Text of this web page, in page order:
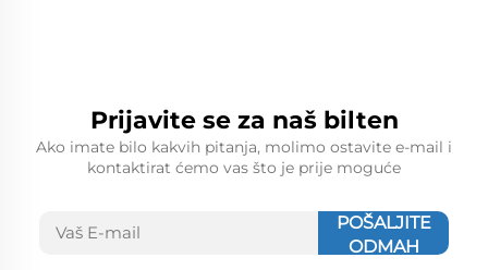
Prijavite se za naš bilten
Ako imate bilo kakvih pitanja, molimo ostavite e-mail i
kontaktirat ćemo vas što je prije moguće
POŠALJITE
ODMAH